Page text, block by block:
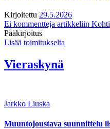
Kirjoitettu 29.5.2026
Ei kommentteja artikkeliin Kohti
Pääkirjoitus
Lisää toimitukselta
Vieraskynä
Jarkko Liuska
Muuntojoustava suunnittelu